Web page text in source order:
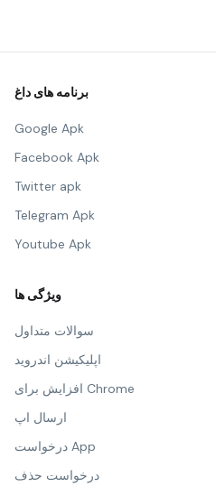
برنامه های داغ
Google Apk
Facebook Apk
Twitter apk
Telegram Apk
Youtube Apk
ویژگی ها
سوالات متداول
اپلیکیشن اندروید
افزایش برای Chrome
ارسال اپ
درخواست App
درخواست حذف